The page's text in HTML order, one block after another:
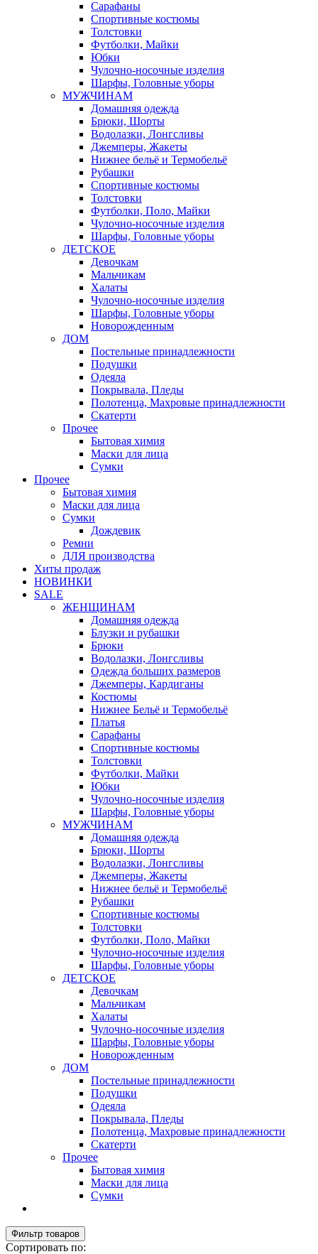
Сарафаны
Спортивные костюмы
Толстовки
Футболки, Майки
Юбки
Чулочно-носочные изделия
Шарфы, Головные уборы
МУЖЧИНАМ
Домашняя одежда
Брюки, Шорты
Водолазки, Лонгсливы
Джемперы, Жакеты
Нижнее бельё и Термобельё
Рубашки
Спортивные костюмы
Толстовки
Футболки, Поло, Майки
Чулочно-носочные изделия
Шарфы, Головные уборы
ДЕТСКОЕ
Девочкам
Мальчикам
Халаты
Чулочно-носочные изделия
Шарфы, Головные уборы
Новорожденным
ДОМ
Постельные принадлежности
Подушки
Одеяла
Покрывала, Пледы
Полотенца, Махровые принадлежности
Скатерти
Прочее
Бытовая химия
Маски для лица
Сумки
Прочее
Бытовая химия
Маски для лица
Сумки
Дождевик
Ремни
ДЛЯ производства
Хиты продаж
НОВИНКИ
SALE
ЖЕНЩИНАМ
Домашняя одежда
Блузки и рубашки
Брюки
Водолазки, Лонгсливы
Одежда больших размеров
Джемперы, Кардиганы
Костюмы
Нижнее Бельё и Термобельё
Платья
Сарафаны
Спортивные костюмы
Толстовки
Футболки, Майки
Юбки
Чулочно-носочные изделия
Шарфы, Головные уборы
МУЖЧИНАМ
Домашняя одежда
Брюки, Шорты
Водолазки, Лонгсливы
Джемперы, Жакеты
Нижнее бельё и Термобельё
Рубашки
Спортивные костюмы
Толстовки
Футболки, Поло, Майки
Чулочно-носочные изделия
Шарфы, Головные уборы
ДЕТСКОЕ
Девочкам
Мальчикам
Халаты
Чулочно-носочные изделия
Шарфы, Головные уборы
Новорожденным
ДОМ
Постельные принадлежности
Подушки
Одеяла
Покрывала, Пледы
Полотенца, Махровые принадлежности
Скатерти
Прочее
Бытовая химия
Маски для лица
Сумки
Фильтр товаров
Сортировать по: